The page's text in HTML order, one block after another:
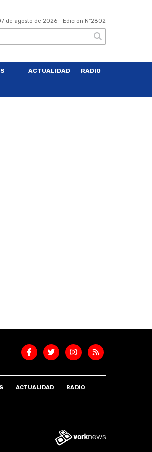
de agosto de 2026 - Edición Nº2802
ACTUALIDAD RADIO
ACTUALIDAD
RADIO